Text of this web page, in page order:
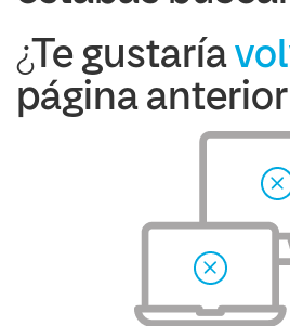
¿Te gustaría
página